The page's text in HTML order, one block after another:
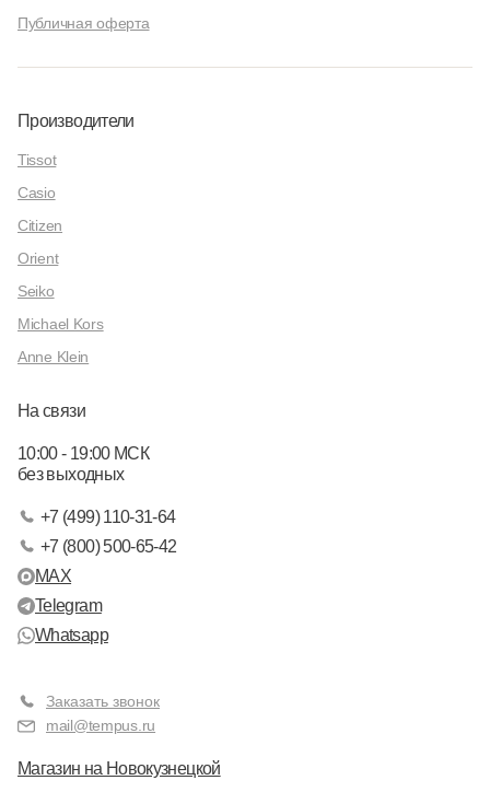
Публичная оферта
Производители
Tissot
Casio
Citizen
Orient
Seiko
Michael Kors
Anne Klein
На связи
10:00 - 19:00 МСК
без выходных
+7 (499) 110-31-64
+7 (800) 500-65-42
MAX
Telegram
Whatsapp
Заказать звонок
mail@tempus.ru
Магазин на Новокузнецкой